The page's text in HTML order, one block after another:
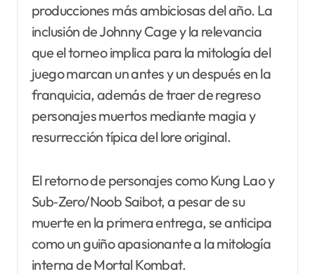
producciones más ambiciosas del año. La
inclusión de Johnny Cage y la relevancia
que el torneo implica para la mitología del
juego marcan un antes y un después en la
franquicia, además de traer de regreso
personajes muertos mediante magia y
resurrección típica del lore original.
El retorno de personajes como Kung Lao y
Sub‑Zero/Noob Saibot, a pesar de su
muerte en la primera entrega, se anticipa
como un guiño apasionante a la mitología
interna de Mortal Kombat.